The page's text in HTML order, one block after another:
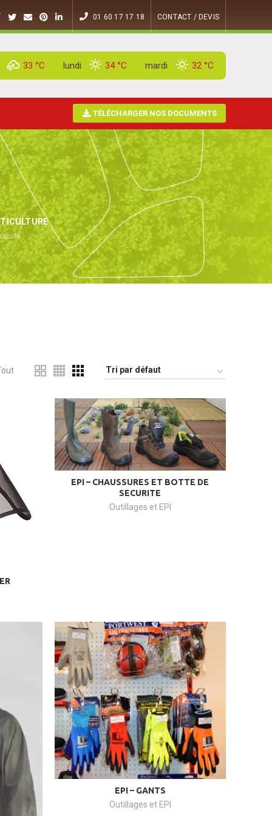
01 60 17 17 18 CONTACT / DEVIS
33 °C lundi 34 °C mardi 32 °C
TÉLÉCHARGER NOS DOCUMENTS
EPI – CHAUSSURES ET BOTTE DE
SECURITE
Outillages et EPI
EPI – GANTS
Outillages et EPI